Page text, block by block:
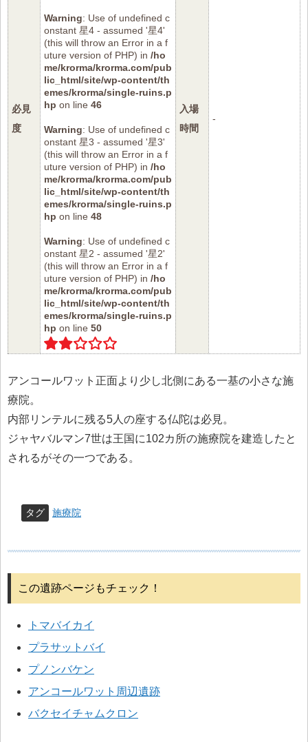
必見
度
Warning: Use of undefined c
onstant 星4 - assumed '星4'
(this will throw an Error in a f
uture version of PHP) in /ho
me/krorma/krorma.com/pub
lic_html/site/wp-content/th
emes/krorma/single-ruins.p
hp on line 46
Warning: Use of undefined c
onstant 星3 - assumed '星3'
(this will throw an Error in a f
uture version of PHP) in /ho
me/krorma/krorma.com/pub
lic_html/site/wp-content/th
emes/krorma/single-ruins.p
hp on line 48
Warning: Use of undefined c
onstant 星2 - assumed '星2'
(this will throw an Error in a f
uture version of PHP) in /ho
me/krorma/krorma.com/pub
lic_html/site/wp-content/th
emes/krorma/single-ruins.p
hp on line 50
入場
時間
-
アンコールワット正面より少し北側にある一基の小さな施
療院。
内部リンテルに残る5人の座する仏陀は必見。
ジャヤバルマン7世は王国に102カ所の施療院を建造したと
されるがその一つである。
タグ 施療院
この遺跡ページもチェック！
トマバイカイ
プラサットバイ
プノンバケン
アンコールワット周辺遺跡
バクセイチャムクロン